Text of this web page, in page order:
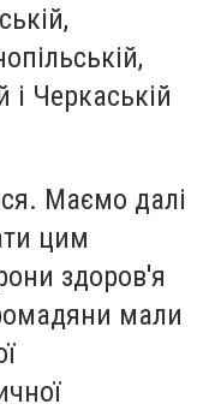
і Черкаській
Маємо далі
цим
здоров'я
мали